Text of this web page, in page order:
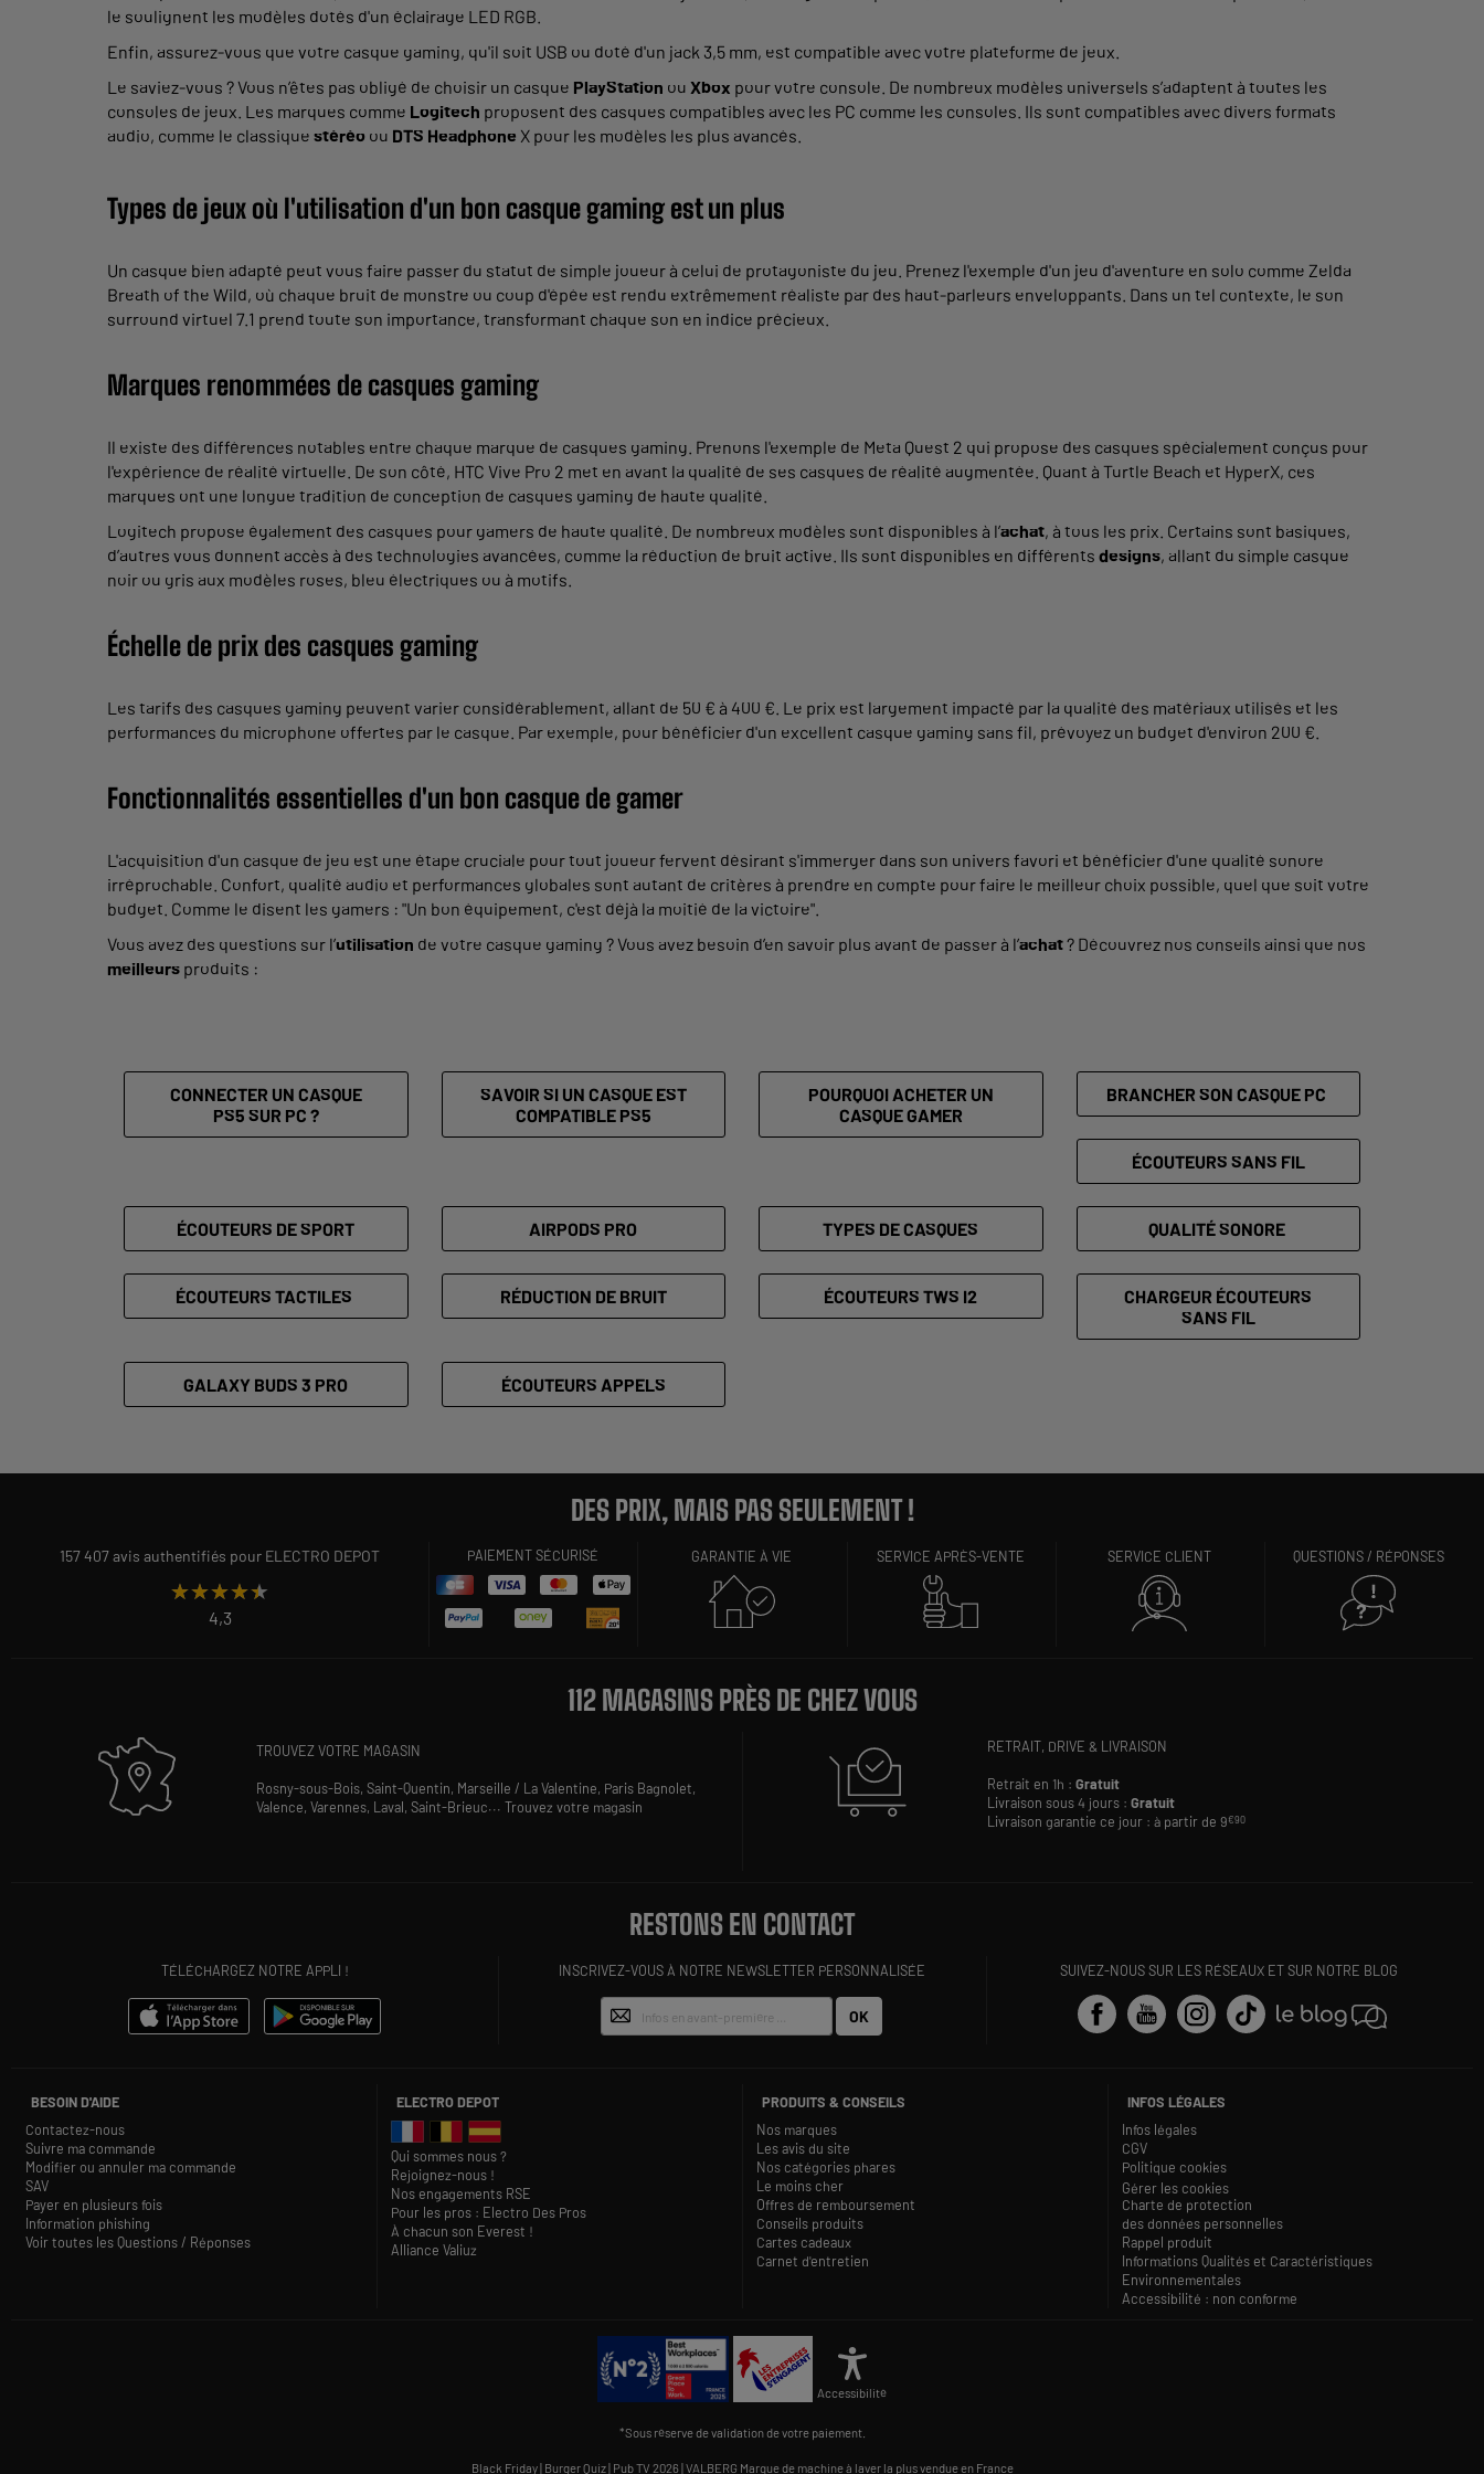
le soulignent les modèles dotés d'un éclairage LED RGB.
Enfin, assurez-vous que votre casque gaming, qu'il soit USB ou doté d'un jack 3,5 mm, est compatible avec votre plateforme de jeux.
Le saviez-vous ? Vous n’êtes pas obligé de choisir un casque PlayStation ou Xbox pour votre console. De nombreux modèles universels s’adaptent à toutes les
consoles de jeux. Les marques comme Logitech proposent des casques compatibles avec les PC comme les consoles. Ils sont compatibles avec divers formats
audio, comme le classique stéréo ou DTS Headphone X pour les modèles les plus avancés.
Types de jeux où l'utilisation d'un bon casque gaming est un plus
Un casque bien adapté peut vous faire passer du statut de simple joueur à celui de protagoniste du jeu. Prenez l'exemple d'un jeu d'aventure en solo comme Zelda
Breath of the Wild, où chaque bruit de monstre ou coup d'épée est rendu extrêmement réaliste par des haut-parleurs enveloppants. Dans un tel contexte, le son
surround virtuel 7.1 prend toute son importance, transformant chaque son en indice précieux.
Marques renommées de casques gaming
Il existe des différences notables entre chaque marque de casques gaming. Prenons l'exemple de Meta Quest 2 qui propose des casques spécialement conçus pour
l'expérience de réalité virtuelle. De son côté, HTC Vive Pro 2 met en avant la qualité de ses casques de réalité augmentée. Quant à Turtle Beach et HyperX, ces
marques ont une longue tradition de conception de casques gaming de haute qualité.
Logitech propose également des casques pour gamers de haute qualité. De nombreux modèles sont disponibles à l’achat, à tous les prix. Certains sont basiques,
d’autres vous donnent accès à des technologies avancées, comme la réduction de bruit active. Ils sont disponibles en différents designs, allant du simple casque
noir ou gris aux modèles roses, bleu électriques ou à motifs.
Échelle de prix des casques gaming
Les tarifs des casques gaming peuvent varier considérablement, allant de 50 € à 400 €. Le prix est largement impacté par la qualité des matériaux utilisés et les
performances du microphone offertes par le casque. Par exemple, pour bénéficier d'un excellent casque gaming sans fil, prévoyez un budget d'environ 200 €.
Fonctionnalités essentielles d'un bon casque de gamer
L'acquisition d'un casque de jeu est une étape cruciale pour tout joueur fervent désirant s'immerger dans son univers favori et bénéficier d'une qualité sonore
irréprochable. Confort, qualité audio et performances globales sont autant de critères à prendre en compte pour faire le meilleur choix possible, quel que soit votre
budget. Comme le disent les gamers : "Un bon équipement, c'est déjà la moitié de la victoire".
Vous avez des questions sur l’utilisation de votre casque gaming ? Vous avez besoin d’en savoir plus avant de passer à l’achat? Découvrez nos conseils ainsi que nos
meilleurs produits :
CONNECTER UN CASQUE
PS5 SUR PC ?
SAVOIR SI UN CASQUE EST
COMPATIBLE PS5
POURQUOI ACHETER UN
CASQUE GAMER
BRANCHER SON CASQUE PC
ÉCOUTEURS SANS FIL
ÉCOUTEURS DE SPORT AIRPODS PRO TYPES DE CASQUES QUALITÉ SONORE
ÉCOUTEURS TACTILES RÉDUCTION DE BRUIT ÉCOUTEURS TWS I2
CHARGEUR ÉCOUTEURS
SANS FIL
GALAXY BUDS 3 PRO ÉCOUTEURS APPELS
DES PRIX, MAIS PAS SEULEMENT !
157 407 avis authentifiés pour ELECTRO DEPOT
★★★★★
★★★★★
4,3
PAIEMENT SÉCURISÉ GARANTIE À VIE SERVICE APRÈS-VENTE SERVICE CLIENT QUESTIONS / RÉPONSES
112 MAGASINS PRÈS DE CHEZ VOUS
TROUVEZ VOTRE MAGASIN
Rosny-sous-Bois,Saint-Quentin, Marseille / La Valentine, Paris Bagnolet,
Valence,Varennes, Laval,Saint-Brieuc...Trouvez votre magasin
RETRAIT, DRIVE & LIVRAISON
Retrait en 1h :Gratuit
Livraison sous 4 jours :Gratuit
Livraison garantie ce jour : à partir de 9€90
RESTONS EN CONTACT
TÉLÉCHARGEZ NOTRE APPLI ! INSCRIVEZ-VOUS À NOTRE NEWSLETTER PERSONNALISÉE
OK
SUIVEZ-NOUS SUR LES RÉSEAUX ET SUR NOTRE BLOG
BESOIN D'AIDE
Contactez-nous
Suivre ma commande
Modifier ou annuler ma commande
SAV
Payer en plusieurs fois
Information phishing
Voir toutes les Questions / Réponses
ELECTRO DEPOT
Qui sommes nous ?
Rejoignez-nous !
Nos engagements RSE
Pour les pros : Electro Des Pros
À chacun son Everest !
Alliance Valiuz
PRODUITS & CONSEILS
Nos marques
Les avis du site
Nos catégories phares
Le moins cher
Offres de remboursement
Conseils produits
Cartes cadeaux
Carnet d'entretien
INFOS LÉGALES
Infos légales
CGV
Politique cookies
Gérer les cookies
Charte de protection
des données personnelles
Rappel produit
Informations Qualités et Caractéristiques
Environnementales
Accessibilité : non conforme
Accessibilité
*Sous réserve de validation de votre paiement.
Black Friday| Burger Quiz| Pub TV 2026| VALBERG Marque de machine à laver la plus vendue en France